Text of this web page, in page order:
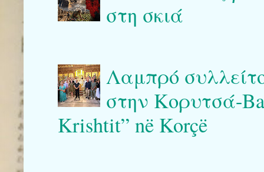
στη σκιά
Λαμπρό
στην Κορυτσά-
Krishtit” në Korçë